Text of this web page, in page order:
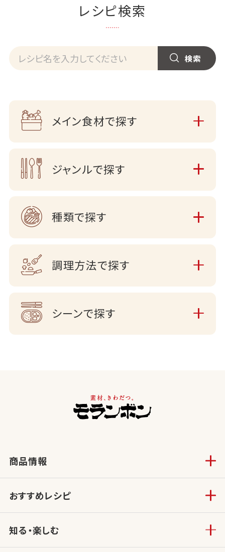
レシピ検索
メイン食材で探す
ジャンルで探す
種類で探す
調理方法で探す
シーンで探す
商品情報
おすすめレシピ
知る・楽しむ